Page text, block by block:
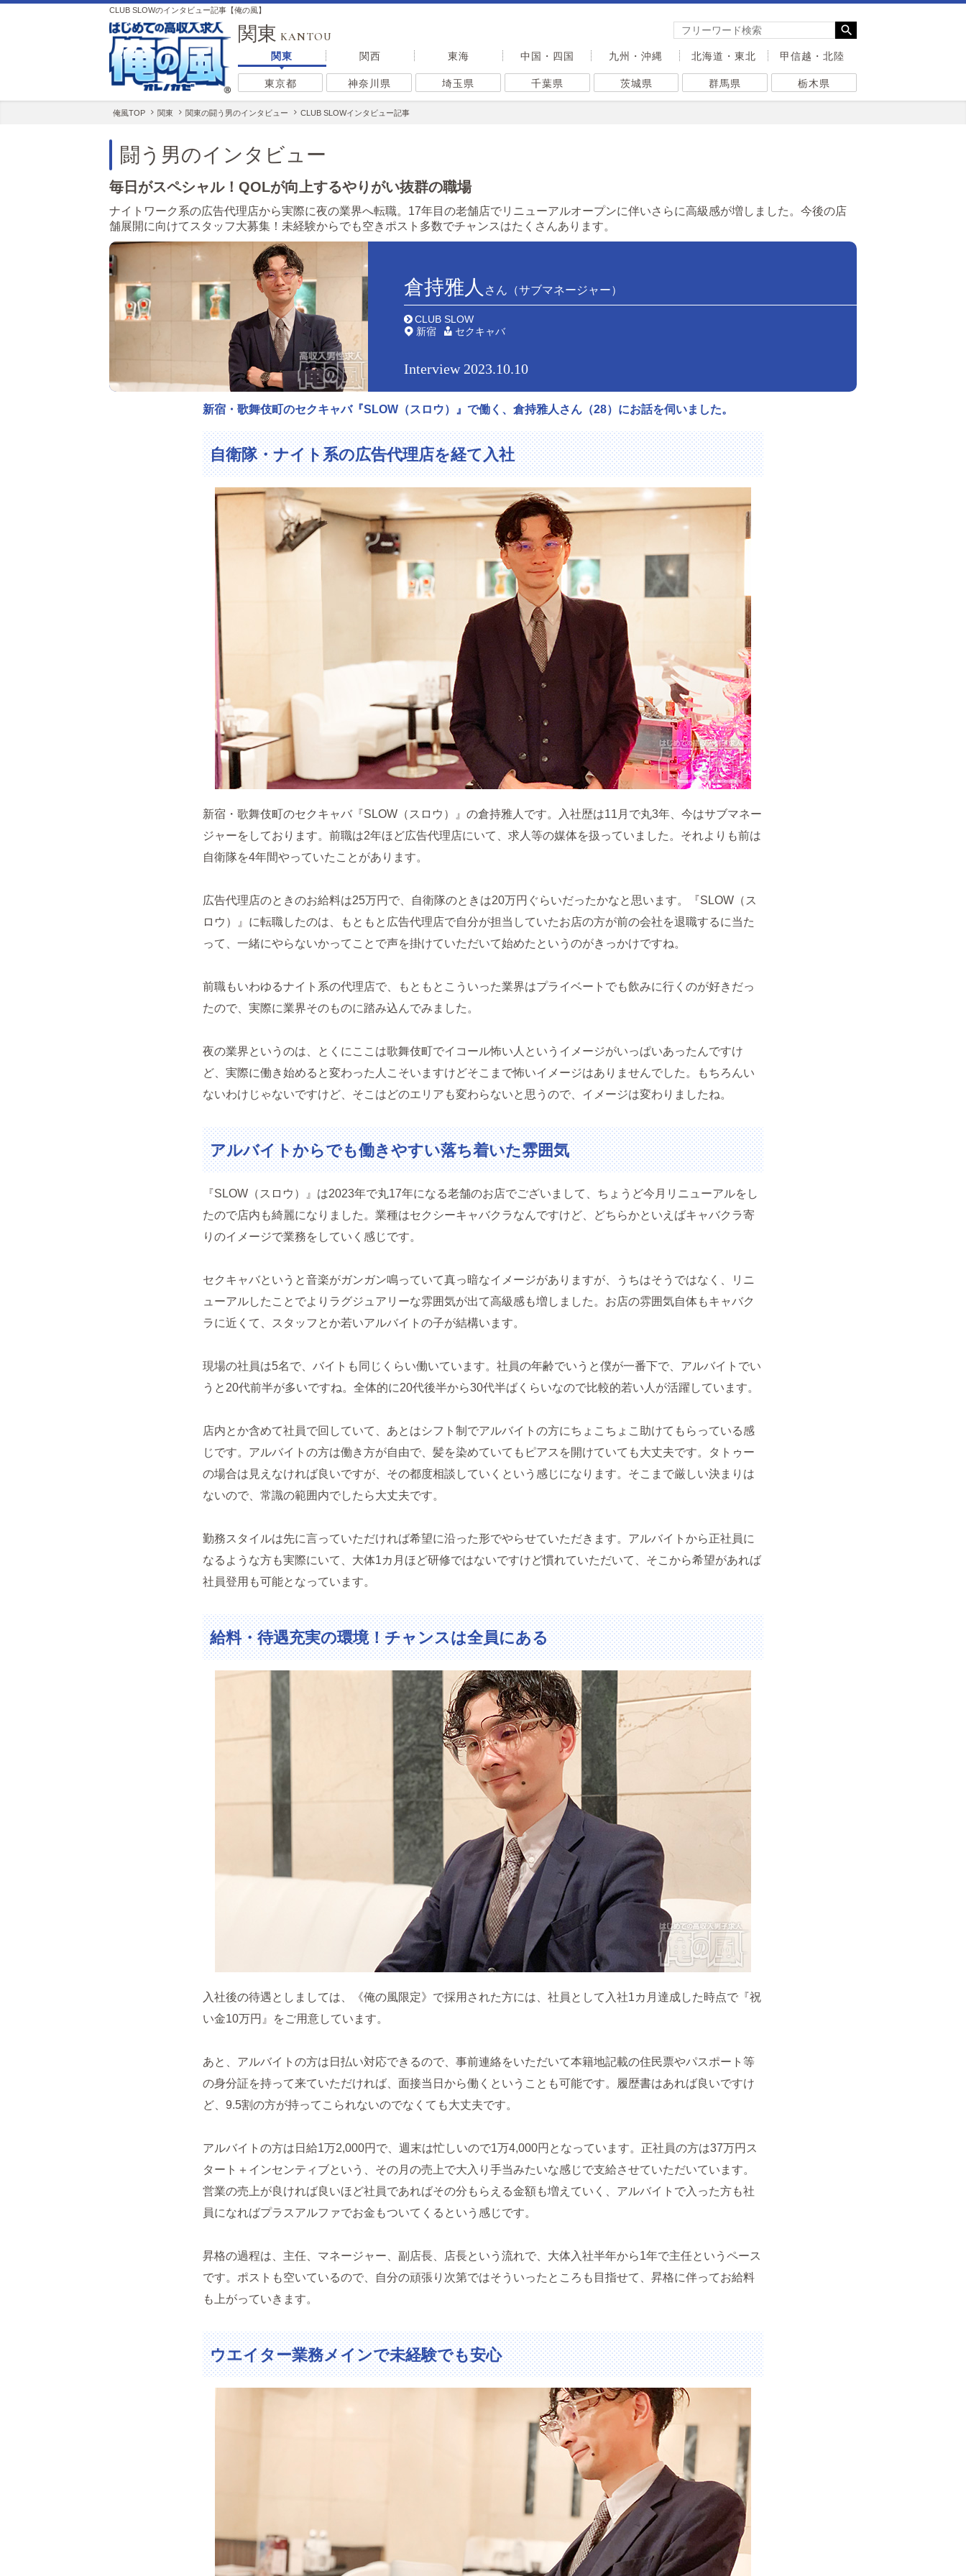
CLUB SLOWのインタビュー記事【俺の風】
関東 KANTOU
関東 関西 東海 中国・四国 九州・沖縄 北海道・東北 甲信越・北陸
東京都 神奈川県 埼玉県 千葉県 茨城県 群馬県 栃木県
俺風TOP 関東 関東の闘う男のインタビュー CLUB SLOWインタビュー記事
闘う男のインタビュー
毎日がスペシャル！QOLが向上するやりがい抜群の職場
ナイトワーク系の広告代理店から実際に夜の業界へ転職。17年目の老舗店でリニューアルオープンに伴いさらに高級感が増しました。今後の店
舗展開に向けてスタッフ大募集！未経験からでも空きポスト多数でチャンスはたくさんあります。
倉持雅人 さん（サブマネージャー）
CLUB SLOW
新宿
セクキャバ
Interview 2023.10.10
新宿・歌舞伎町のセクキャバ『SLOW（スロウ）』で働く、倉持雅人さん（28）にお話を伺いました。
自衛隊・ナイト系の広告代理店を経て入社
新宿・歌舞伎町のセクキャバ『SLOW（スロウ）』の倉持雅人です。入社歴は11月で丸3年、今はサブマネー
ジャーをしております。前職は2年ほど広告代理店にいて、求人等の媒体を扱っていました。それよりも前は
自衛隊を4年間やっていたことがあります。
広告代理店のときのお給料は25万円で、自衛隊のときは20万円ぐらいだったかなと思います。『SLOW（ス
ロウ）』に転職したのは、もともと広告代理店で自分が担当していたお店の方が前の会社を退職するに当た
って、一緒にやらないかってことで声を掛けていただいて始めたというのがきっかけですね。
前職もいわゆるナイト系の代理店で、もともとこういった業界はプライベートでも飲みに行くのが好きだっ
たので、実際に業界そのものに踏み込んでみました。
夜の業界というのは、とくにここは歌舞伎町でイコール怖い人というイメージがいっぱいあったんですけ
ど、実際に働き始めると変わった人こそいますけどそこまで怖いイメージはありませんでした。もちろんい
ないわけじゃないですけど、そこはどのエリアも変わらないと思うので、イメージは変わりましたね。
アルバイトからでも働きやすい落ち着いた雰囲気
『SLOW（スロウ）』は2023年で丸17年になる老舗のお店でございまして、ちょうど今月リニューアルをし
たので店内も綺麗になりました。業種はセクシーキャバクラなんですけど、どちらかといえばキャバクラ寄
りのイメージで業務をしていく感じです。
セクキャバというと音楽がガンガン鳴っていて真っ暗なイメージがありますが、うちはそうではなく、リニ
ューアルしたことでよりラグジュアリーな雰囲気が出て高級感も増しました。お店の雰囲気自体もキャバク
ラに近くて、スタッフとか若いアルバイトの子が結構います。
現場の社員は5名で、バイトも同じくらい働いています。社員の年齢でいうと僕が一番下で、アルバイトでい
うと20代前半が多いですね。全体的に20代後半から30代半ばくらいなので比較的若い人が活躍しています。
店内とか含めて社員で回していて、あとはシフト制でアルバイトの方にちょこちょこ助けてもらっている感
じです。アルバイトの方は働き方が自由で、髪を染めていてもピアスを開けていても大丈夫です。タトゥー
の場合は見えなければ良いですが、その都度相談していくという感じになります。そこまで厳しい決まりは
ないので、常識の範囲内でしたら大丈夫です。
勤務スタイルは先に言っていただければ希望に沿った形でやらせていただきます。アルバイトから正社員に
なるような方も実際にいて、大体1カ月ほど研修ではないですけど慣れていただいて、そこから希望があれば
社員登用も可能となっています。
給料・待遇充実の環境！チャンスは全員にある
入社後の待遇としましては、《俺の風限定》で採用された方には、社員として入社1カ月達成した時点で『祝
い金10万円』をご用意しています。
あと、アルバイトの方は日払い対応できるので、事前連絡をいただいて本籍地記載の住民票やパスポート等
の身分証を持って来ていただければ、面接当日から働くということも可能です。履歴書はあれば良いですけ
ど、9.5割の方が持ってこられないのでなくても大丈夫です。
アルバイトの方は日給1万2,000円で、週末は忙しいので1万4,000円となっています。正社員の方は37万円ス
タート＋インセンティブという、その月の売上で大入り手当みたいな感じで支給させていただいています。
営業の売上が良ければ良いほど社員であればその分もらえる金額も増えていく、アルバイトで入った方も社
員になればプラスアルファでお金もついてくるという感じです。
昇格の過程は、主任、マネージャー、副店長、店長という流れで、大体入社半年から1年で主任というペース
です。ポストも空いているので、自分の頑張り次第ではそういったところも目指せて、昇格に伴ってお給料
も上がっていきます。
ウエイター業務メインで未経験でも安心